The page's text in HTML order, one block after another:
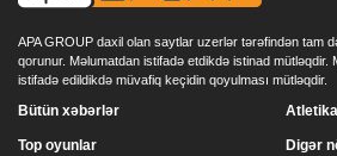
APA GROUP daxil olan saytlar uzerlər tərəfindən tam
qorunur. Məlumatdan istifadə etdikdə istinad mütləqdir.
istifadə edildikdə müvafiq keçidin qoyulması mütləqdir.
Bütün xəbərlər
Top oyunlar
Atletika
Digər